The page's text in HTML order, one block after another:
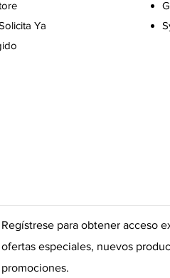
Ya
Regístrese para obtener acceso
ofertas especiales, nuevos
promociones.